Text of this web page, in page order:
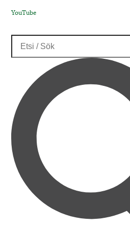
YouTube